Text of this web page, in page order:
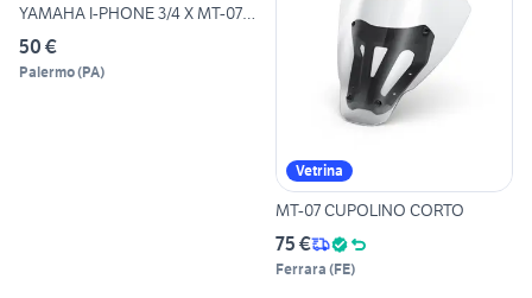
YAMAHA I-PHONE 3/4 X MT-07
2014
50 €
Palermo(PA)
Vetrina
MT-07 CUPOLINO CORTO
75 €
Ferrara (FE)